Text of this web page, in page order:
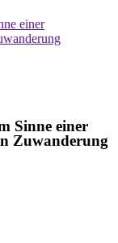
einer
Sinne einer
Zuwanderung